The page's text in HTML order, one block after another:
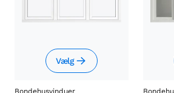
Vælg
Bondehusvinduer